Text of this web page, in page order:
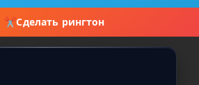
✂Сделать рингтон